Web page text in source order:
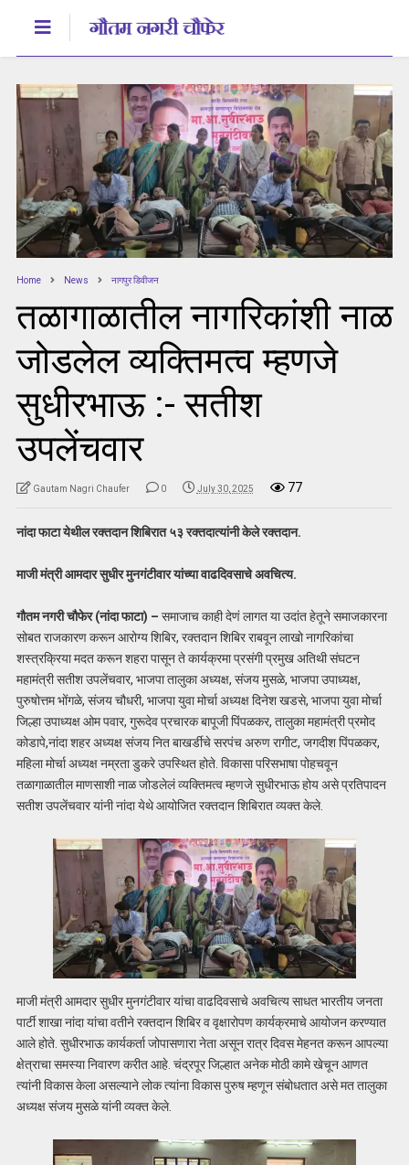
Home News नागपुर डिवीजन
तळागाळातील नागरिकांशी नाळ
जोडलेल व्यक्तिमत्व म्हणजे
सुधीरभाऊ :- सतीश
उपलेंचवार
Gautam Nagri Chaufer 0 July 30, 2025 77
नांदा फाटा येथील रक्तदान शिबिरात ५३ रक्तदात्यांनी केले रक्तदान.
माजी मंत्री आमदार सुधीर मुनगंटीवार यांच्या वाढदिवसाचे अवचित्य.
गौतम नगरी चौफेर (नांदा फाटा) – समाजाच काही देणं लागत या उदांत हेतूने समाजकारना
सोबत राजकारण करून आरोग्य शिबिर, रक्तदान शिबिर राबवून लाखो नागरिकांचा
शस्त्रक्रिया मदत करून शहरा पासून ते कार्यक्रमा प्रसंगी प्रमुख अतिथी संघटन
महामंत्री सतीश उपलेंचवार, भाजपा तालुका अध्यक्ष, संजय मुसळे, भाजपा उपाध्यक्ष,
पुरुषोत्तम भोंगळे, संजय चौधरी, भाजपा युवा मोर्चा अध्यक्ष दिनेश खडसे, भाजपा युवा मोर्चा
जिल्हा उपाध्यक्ष ओम पवार, गुरूदेव प्रचारक बापूजी पिंपळकर, तालुका महामंत्री प्रमोद
कोडापे,नांदा शहर अध्यक्ष संजय नित बाखर्डीचे सरपंच अरुण रागीट, जगदीश पिंपळकर,
महिला मोर्चा अध्यक्ष नम्रता डुकरे उपस्थित होते. विकासा परिसभाषा पोहचवून
तळागाळातील माणसाशी नाळ जोडलेलं व्यक्तिमत्व म्हणजे सुधीरभाऊ होय असे प्रतिपादन
सतीश उपलेंचवार यांनी नांदा येथे आयोजित रक्तदान शिबिरात व्यक्त केले.
माजी मंत्री आमदार सुधीर मुनगंटीवार यांचा वाढदिवसाचे अवचित्य साधत भारतीय जनता
पार्टी शाखा नांदा यांचा वतीने रक्तदान शिबिर व वृक्षारोपण कार्यक्रमाचे आयोजन करण्यात
आले होते. सुधीरभाऊ कार्यकर्ता जोपासणारा नेता असून रात्र दिवस मेहनत करून आपल्या
क्षेत्राचा समस्या निवारण करीत आहे. चंद्रपूर जिल्हात अनेक मोठी कामे खेचून आणत
त्यांनी विकास केला असल्याने लोक त्यांना विकास पुरुष म्हणून संबोधतात असे मत तालुका
अध्यक्ष संजय मुसळे यांनी व्यक्त केले.